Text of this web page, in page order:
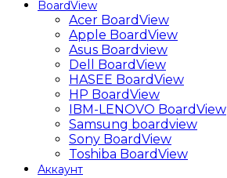
BoardView
Acer BoardView
Apple BoardView
Asus Boardview
Dell BoardView
HASEE BoardView
HP BoardView
IBM-LENOVO BoardView
Samsung boardview
Sony BoardView
Toshiba BoardView
Аккаунт